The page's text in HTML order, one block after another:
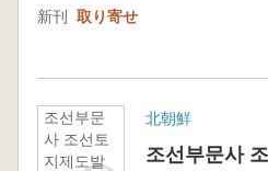
新刊 取り寄せ
조선부문
사 조선토
지제도발
北朝鮮
조선부문사